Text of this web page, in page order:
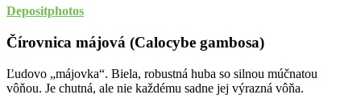
Depositphotos
Čírovnica májová (Calocybe gambosa)
Ľudovo „májovka“. Biela, robustná huba so silnou múčnatou
vôňou. Je chutná, ale nie každému sadne jej výrazná vôňa.